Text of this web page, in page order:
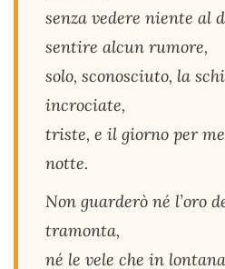
senza vedere niente al
sentire alcun rumore,
solo, sconosciuto, la
incrociate,
triste, e il giorno per
notte.
Non guarderò né l’oro
tramonta,
né le vele che in